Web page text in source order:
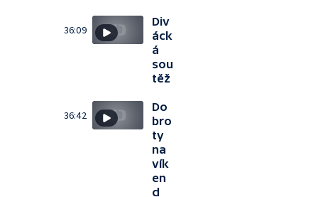
36:09
Div
áck
á
sou
těž
36:42
Do
bro
ty
na
vík
en
d